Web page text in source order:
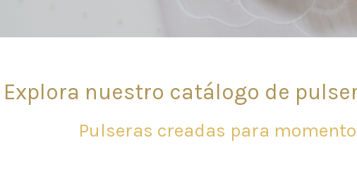
Explora nuestro catálogo de
Pulseras creadas para